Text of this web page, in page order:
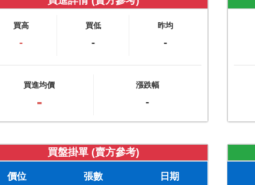
買高
-
買低
-
昨均
-
買進均價
-
漲跌幅
-
買盤掛單 (賣方參考)
價位 張數 日期